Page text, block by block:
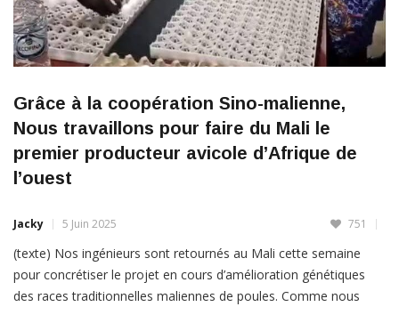
Grâce à la coopération Sino-malienne,
Nous travaillons pour faire du Mali le
premier producteur avicole d’Afrique de
l’ouest
Jacky 5 Juin 2025 751
(texte) Nos ingénieurs sont retournés au Mali cette semaine
pour concrétiser le projet en cours d’amélioration génétiques
des races traditionnelles maliennes de poules. Comme nous